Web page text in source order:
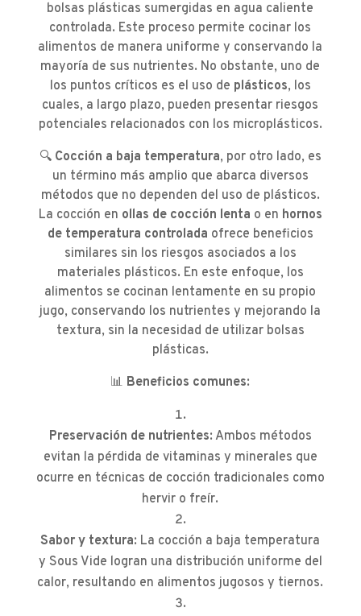
bolsas plásticas sumergidas en agua caliente
controlada. Este proceso permite cocinar los
alimentos de manera uniforme y conservando la
mayoría de sus nutrientes. No obstante, uno de
los puntos críticos es el uso de plásticos, los
cuales, a largo plazo, pueden presentar riesgos
potenciales relacionados con los microplásticos.
🔍 Cocción a baja temperatura, por otro lado, es
un término más amplio que abarca diversos
métodos que no dependen del uso de plásticos.
La cocción en ollas de cocción lenta o en hornos
de temperatura controlada ofrece beneficios
similares sin los riesgos asociados a los
materiales plásticos. En este enfoque, los
alimentos se cocinan lentamente en su propio
jugo, conservando los nutrientes y mejorando la
textura, sin la necesidad de utilizar bolsas
plásticas.
📊 Beneficios comunes:
Preservación de nutrientes: Ambos métodos
evitan la pérdida de vitaminas y minerales que
ocurre en técnicas de cocción tradicionales como
hervir o freír.
Sabor y textura: La cocción a baja temperatura
y Sous Vide logran una distribución uniforme del
calor, resultando en alimentos jugosos y tiernos.